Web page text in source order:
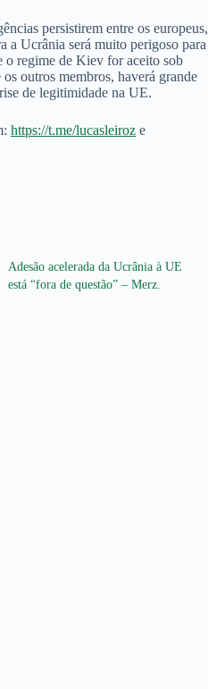
persistirem entre os europeus,
a Ucrânia será muito perigoso para
o regime de Kiev for aceito sob
outros membros, haverá grande
de legitimidade na UE.
https://t.me/lucasleiroz e
Adesão acelerada da Ucrânia à UE
está “fora de questão” – Merz.